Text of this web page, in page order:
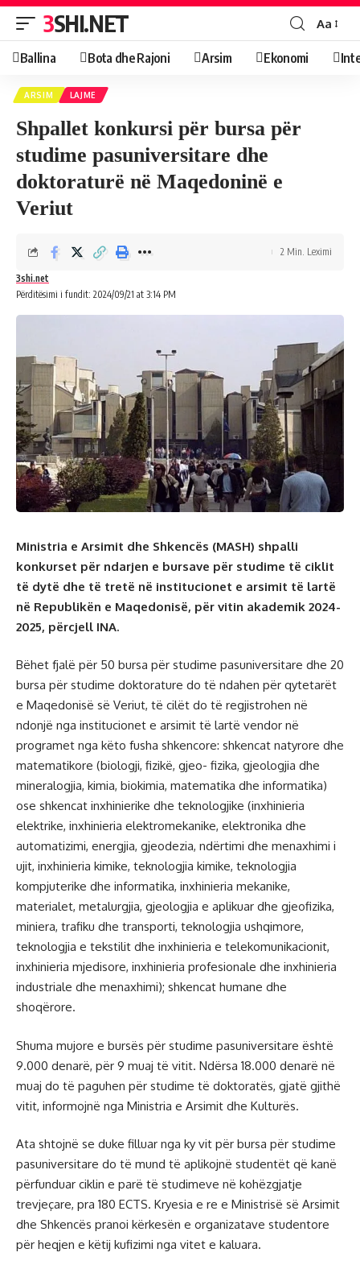
3SHI.NET Aa
Ballina Bota dhe Rajoni Arsim Ekonomi
ARSIM LAJME
Shpallet konkursi për bursa për
studime pasuniversitare dhe
doktoraturë në Maqedoninë e
Veriut
Përditësimi i fundit: 2024/09/21 at 3:14 PM
3shi.net
2 Min. Leximi
Ministria e Arsimit dhe Shkencës (MASH) shpalli
konkurset për ndarjen e bursave për studime të ciklit
të dytë dhe të tretë në institucionet e arsimit të lartë
në Republikën e Maqedonisë, për vitin akademik 2024-
2025, përcjell INA.
Bëhet fjalë për 50 bursa për studime pasuniversitare dhe 20
bursa për studime doktorature do të ndahen për qytetarët
e Maqedonisë së Veriut, të cilët do të regjistrohen në
ndonjë nga institucionet e arsimit të lartë vendor në
programet nga këto fusha shkencore: shkencat natyrore dhe
matematikore (biologji, fizikë, gjeo- fizika, gjeologjia dhe
mineralogjia, kimia, biokimia, matematika dhe informatika)
ose shkencat inxhinierike dhe teknologjike (inxhinieria
elektrike, inxhinieria elektromekanike, elektronika dhe
automatizimi, energjia, gjeodezia, ndërtimi dhe menaxhimi i
ujit, inxhinieria kimike, teknologjia kimike, teknologjia
kompjuterike dhe informatika, inxhinieria mekanike,
materialet, metalurgjia, gjeologjia e aplikuar dhe gjeofizika,
miniera, trafiku dhe transporti, teknologjia ushqimore,
teknologjia e tekstilit dhe inxhinieria e telekomunikacionit,
inxhinieria mjedisore, inxhinieria profesionale dhe inxhinieria
industriale dhe menaxhimi); shkencat humane dhe
shoqërore.
Shuma mujore e bursës për studime pasuniversitare është
9.000 denarë, për 9 muaj të vitit. Ndërsa 18.000 denarë në
muaj do të paguhen për studime të doktoratës, gjatë gjithë
vitit, informojnë nga Ministria e Arsimit dhe Kulturës.
Ata shtojnë se duke filluar nga ky vit për bursa për studime
pasuniversitare do të mund të aplikojnë studentët që kanë
përfunduar ciklin e parë të studimeve në kohëzgjatje
trevjeçare, pra 180 ECTS. Kryesia e re e Ministrisë së Arsimit
dhe Shkencës pranoi kërkesën e organizatave studentore
për heqjen e këtij kufizimi nga vitet e kaluara.